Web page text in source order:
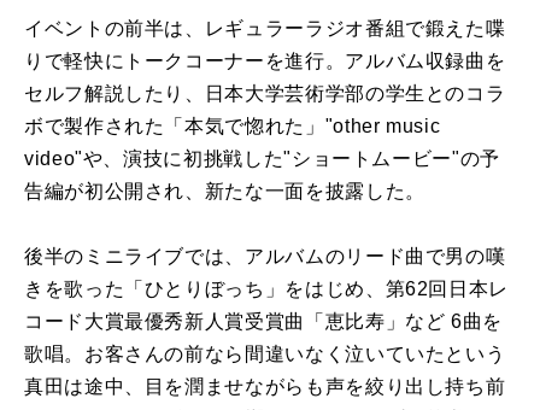
イベントの前半は、レギュラーラジオ番組で鍛えた喋
りで軽快にトークコーナーを進行。アルバム収録曲を
セルフ解説したり、日本大学芸術学部の学生とのコラ
ボで製作された「本気で惚れた」"other music
video"や、演技に初挑戦した"ショートムービー"の予
告編が初公開され、新たな一面を披露した。
後半のミニライブでは、アルバムのリード曲で男の嘆
きを歌った「ひとりぼっち」をはじめ、第62回日本レ
コード大賞最優秀新人賞受賞曲「恵比寿」など 6曲を
歌唱。お客さんの前なら間違いなく泣いていたという
真田は途中、目を潤ませながらも声を絞り出し持ち前